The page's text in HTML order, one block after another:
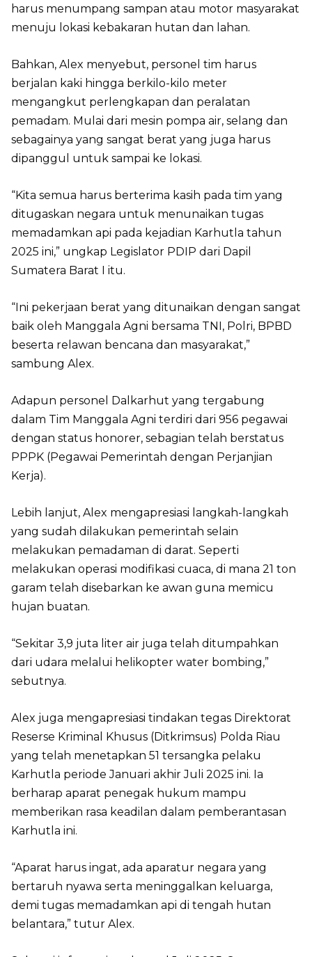
harus menumpang sampan atau motor masyarakat
menuju lokasi kebakaran hutan dan lahan.
Bahkan, Alex menyebut, personel tim harus
berjalan kaki hingga berkilo-kilo meter
mengangkut perlengkapan dan peralatan
pemadam. Mulai dari mesin pompa air, selang dan
sebagainya yang sangat berat yang juga harus
dipanggul untuk sampai ke lokasi.
“Kita semua harus berterima kasih pada tim yang
ditugaskan negara untuk menunaikan tugas
memadamkan api pada kejadian Karhutla tahun
2025 ini,” ungkap Legislator PDIP dari Dapil
Sumatera Barat I itu.
“Ini pekerjaan berat yang ditunaikan dengan sangat
baik oleh Manggala Agni bersama TNI, Polri, BPBD
beserta relawan bencana dan masyarakat,”
sambung Alex.
Adapun personel Dalkarhut yang tergabung
dalam Tim Manggala Agni terdiri dari 956 pegawai
dengan status honorer, sebagian telah berstatus
PPPK (Pegawai Pemerintah dengan Perjanjian
Kerja).
Lebih lanjut, Alex mengapresiasi langkah-langkah
yang sudah dilakukan pemerintah selain
melakukan pemadaman di darat. Seperti
melakukan operasi modifikasi cuaca, di mana 21 ton
garam telah disebarkan ke awan guna memicu
hujan buatan.
“Sekitar 3,9 juta liter air juga telah ditumpahkan
dari udara melalui helikopter water bombing,”
sebutnya.
Alex juga mengapresiasi tindakan tegas Direktorat
Reserse Kriminal Khusus (Ditkrimsus) Polda Riau
yang telah menetapkan 51 tersangka pelaku
Karhutla periode Januari akhir Juli 2025 ini. Ia
berharap aparat penegak hukum mampu
memberikan rasa keadilan dalam pemberantasan
Karhutla ini.
“Aparat harus ingat, ada aparatur negara yang
bertaruh nyawa serta meninggalkan keluarga,
demi tugas memadamkan api di tengah hutan
belantara,” tutur Alex.